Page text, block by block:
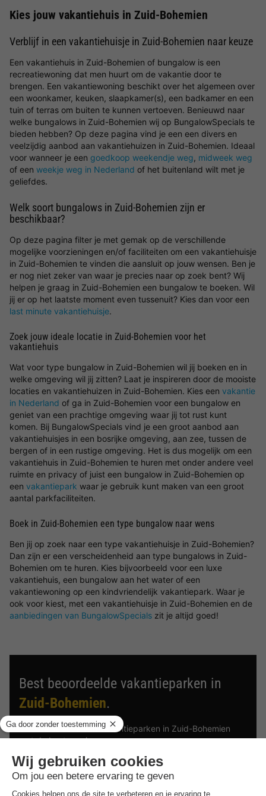
Kies jouw vakantiehuis in Zuid-Bohemien
Verblijf in een vakantiehuisje in Zuid-Bohemien naar keuze
Een vakantiehuis in Zuid-Bohemien of bungalow is een
recreatiewoning dat men huurt om de vakantie door te
brengen. Een vakantiewoning beschikt over het algemeen over
een woonkamer, keuken, slaapkamer(s), een badkamer en een
tuin of terras om buiten te kunnen vertoeven. Benieuwd naar
welke bungalows in Zuid-Bohemien wij op BungalowSpecials te
bieden hebben? Op deze pagina vind je een een divers en
veelzijdig aanbod aan vakantiehuizen in Zuid-Bohemien. Ideaal
voor wanneer je een goedkoop weekendje weg, midweek weg
of een weekje weg in Nederland of het buitenland wilt met je
geliefdes.
Welk soort bungalows in Zuid-Bohemien zijn er
beschikbaar?
Op deze pagina filter je met gemak op de verschillende
mogelijke voorzieningen en/of faciliteiten om een vakantiehuisje
in Zuid-Bohemien te vinden die aansluit op jouw wensen. Ben je
er nog niet zeker van waar je precies naar op zoek bent? Wij
helpen je graag in Zuid-Bohemien een bungalow te boeken. Wil
jij er op het laatste moment even tussenuit? Kies dan voor een
last minute vakantiehuisje.
Zoek jouw ideale locatie in Zuid-Bohemien voor het
vakantiehuis
Wat voor type bungalow in Zuid-Bohemien wil jij boeken en in
welke omgeving wil jij zitten? Laat je inspireren door de mooiste
locaties en vakantiehuizen in Zuid-Bohemien. Kies een vakantie
in Nederland of ga in Zuid-Bohemien voor een bungalow en
geniet van een prachtige omgeving waar jij tot rust kunt
komen. Bij BungalowSpecials vind je een groot aanbod aan
vakantiehuisjes in een bosrijke omgeving, aan zee, tussen de
bergen of in een rustige omgeving. Het is dus mogelijk om een
vakantiehuis in Zuid-Bohemien te huren met onder andere veel
ruimte en privacy of juist een bungalow in Zuid-Bohemien op
een vakantiepark waar je gebruik kunt maken van een groot
aantal parkfaciliteiten.
Boek in Zuid-Bohemien een type bungalow naar wens
Ben jij op zoek naar een type vakantiehuisje in Zuid-Bohemien?
Dan zijn er een verscheidenheid aan type bungalows in Zuid-
Bohemien om te huren. Kies bijvoorbeeld voor een luxe
vakantiehuis, een bungalow aan het water of een
vakantiewoning op een kindvriendelijk vakantiepark. Waar je
ook voor kiest, met een vakantiehuisje in Zuid-Bohemien en de
aanbiedingen van BungalowSpecials zit je altijd goed!
Best beoordeelde vakantieparken in
Zuid-Bohemien.
Vind de selectie van vakantieparken in Zuid-Bohemien
met de beste reviews.